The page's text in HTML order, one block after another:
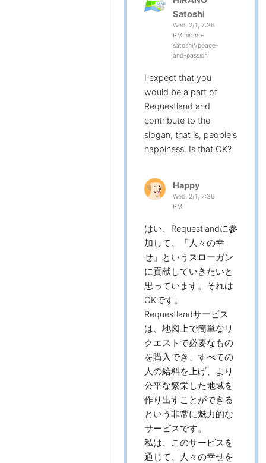
Satoshi
Wed, 2/1, 7:36
PM hirano-
satoshi//peace-
and-passion
I expect that you
would be a part of
Requestland and
contribute to the
slogan, that is, people's
happiness. Is that OK?
Happy
Wed, 2/1, 7:36
PM
はい、Requestlandに参
加して、「人々の幸
せ」というスローガン
に貢献していきたいと
思っています。それは
OKです。
Requestlandサービス
は、地図上で簡単なリ
クエストで必要なもの
を購入でき、すべての
人の給料を上げ、より
公平な繁栄した地域を
作り出すことができる
という非常に魅力的な
サービスです。
私は、このサービスを
通じて、人々の幸せを